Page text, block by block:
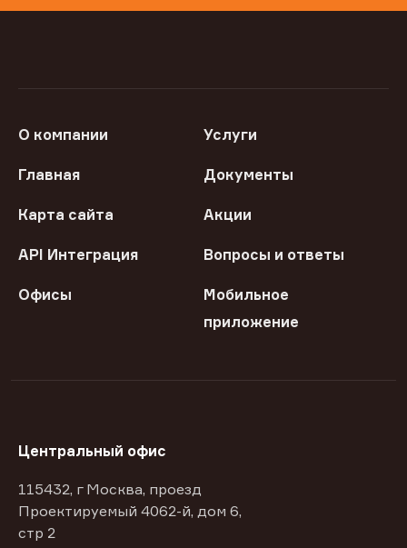
О компании Услуги
Главная Документы
Карта сайта Акции
API Интеграция Вопросы и ответы
Офисы
Мобильное
приложение
Центральный офис
115432, г Москва, проезд
Проектируемый 4062-й, дом 6,
стр 2